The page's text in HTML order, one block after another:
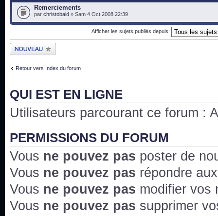
Remerciements
par christobald » Sam 4 Oct 2008 22:39
Afficher les sujets publiés depuis:
Publier un nouveau
sujet
Retour vers Index du forum
QUI EST EN LIGNE
Utilisateurs parcourant ce forum :
PERMISSIONS DU FORUM
Vous ne pouvez pas poster de
Vous ne pouvez pas répondre
Vous ne pouvez pas modifier vos
Vous ne pouvez pas supprimer